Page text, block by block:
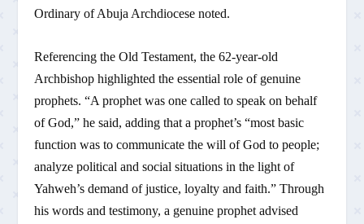
Ordinary of Abuja Archdiocese noted.
Referencing the Old Testament, the 62-year-old
Archbishop highlighted the essential role of genuine
prophets. “A prophet was one called to speak on behalf
of God,” he said, adding that a prophet’s “most basic
function was to communicate the will of God to people;
analyze political and social situations in the light of
Yahweh’s demand of justice, loyalty and faith.” Through
his words and testimony, a genuine prophet advised